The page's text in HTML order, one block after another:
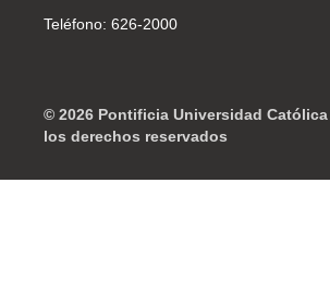
Teléfono: 626-2000
© 2026 Pontificia Universidad
los derechos reservados